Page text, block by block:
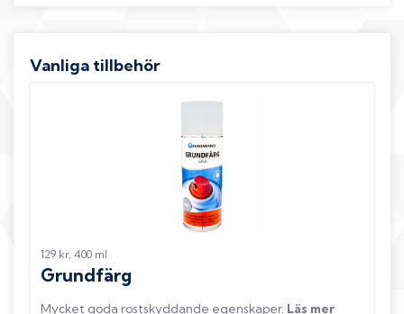
Vanliga tillbehör
129 kr, 400 ml
Grundfärg
Mycket goda rostskyddande egenskaper. Läs mer